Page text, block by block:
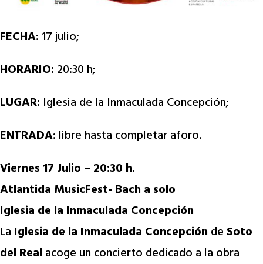
FECHA: 17 julio;
HORARIO: 20:30 h;
LUGAR: Iglesia de la Inmaculada Concepción;
ENTRADA: libre hasta completar aforo.
Viernes 17 Julio – 20:30 h.
Atlantida MusicFest- Bach a solo
Iglesia de la Inmaculada Concepción
La Iglesia de la Inmaculada Concepción de Soto
del Real acoge un concierto dedicado a la obra